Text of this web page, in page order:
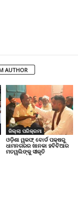
AUTHOR
ଜିଲ୍ଲା ପରିକ୍ରମା
ଓଡ଼ିଶା ୱକଫ୍ ବୋର୍ଡ ପକ୍ଷରୁ
ଧାମନଗରର ଖାନକା ହବିବିଆର
ମତୱଲିଙ୍କୁ ସୀକୃତି